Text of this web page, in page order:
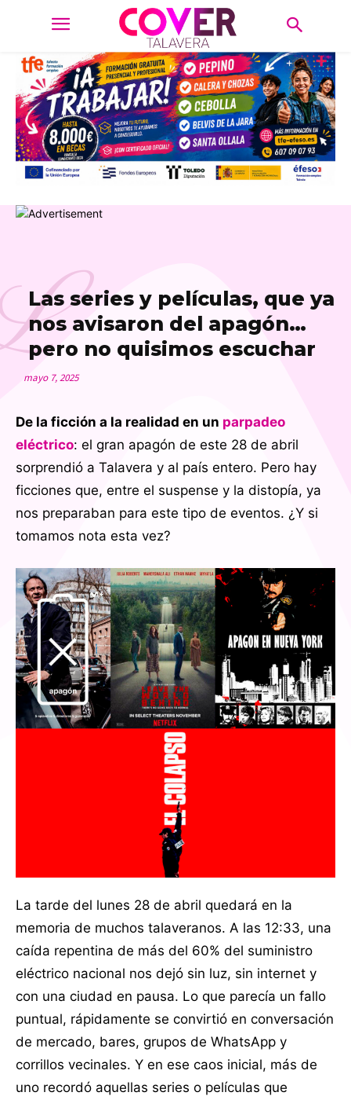
Las series y películas, que ya
nos avisaron del apagón…
pero no quisimos escuchar
mayo 7, 2025
De la ficción a la realidad en un parpadeo
eléctrico: el gran apagón de este 28 de abril
sorprendió a Talavera y al país entero. Pero hay
ficciones que, entre el suspense y la distopía, ya
nos preparaban para este tipo de eventos. ¿Y si
tomamos nota esta vez?
La tarde del lunes 28 de abril quedará en la
memoria de muchos talaveranos. A las 12:33, una
caída repentina de más del 60% del suministro
eléctrico nacional nos dejó sin luz, sin internet y
con una ciudad en pausa. Lo que parecía un fallo
puntual, rápidamente se convirtió en conversación
de mercado, bares, grupos de WhatsApp y
corrillos vecinales. Y en ese caos inicial, más de
uno recordó aquellas series o películas que